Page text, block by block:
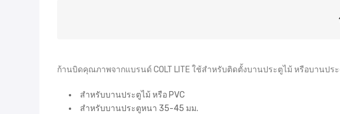
ก้านบิดคุณภาพจากแบรนด์ COLT LITE ใช้สำหรับติดตั้งบานประตูไม้ หรือบานป
สำหรับบานประตูไม้ หรือ PVC
สำหรับบานประตูหนา 35-45 มม.